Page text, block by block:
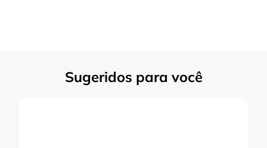
Sugeridos para você